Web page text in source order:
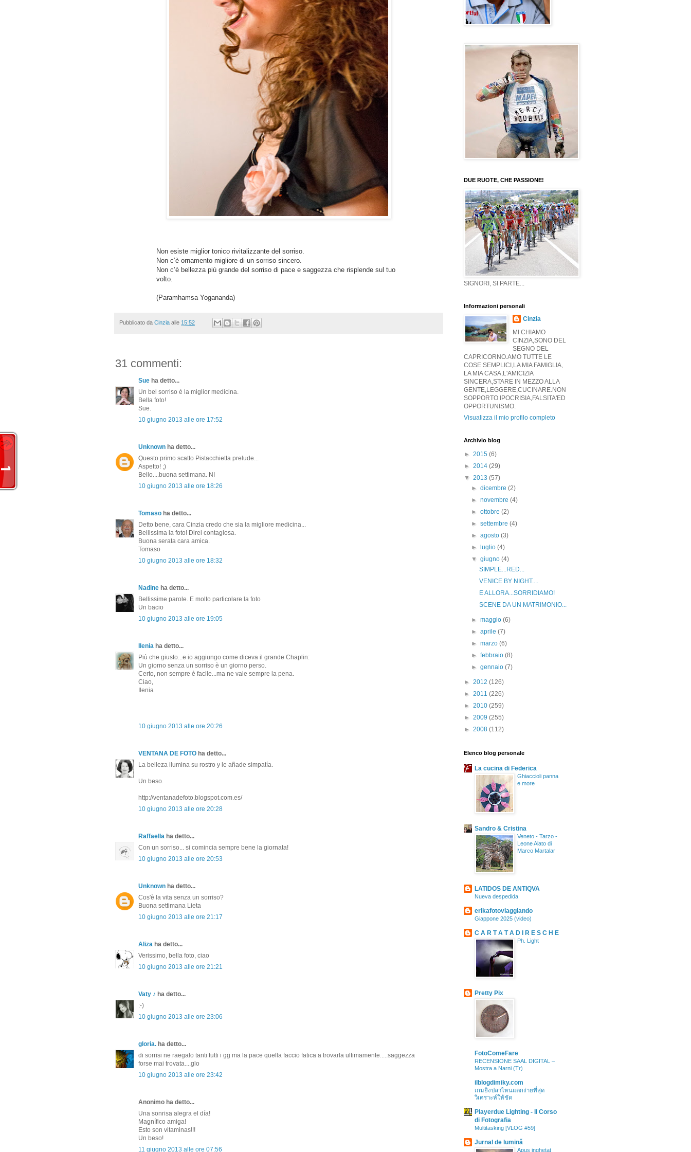
Non esiste miglior tonico rivitalizzante del sorriso.
Non c’è ornamento migliore di un sorriso sincero.
Non c’è bellezza più grande del sorriso di pace e saggezza che risplende sul tuo
volto.
(Paramhamsa Yogananda)
Pubblicato da Cinzia alle 15:52
31 commenti:
Sue ha detto...
Un bel sorriso è la miglior medicina.
Bella foto!
Sue.
10 giugno 2013 alle ore 17:52
Unknown ha detto...
Questo primo scatto Pistacchietta prelude...
Aspetto! ;)
Bello....buona settimana. NI
10 giugno 2013 alle ore 18:26
Tomaso ha detto...
Detto bene, cara Cinzia credo che sia la migliore medicina...
Bellissima la foto! Direi contagiosa.
Buona serata cara amica.
Tomaso
10 giugno 2013 alle ore 18:32
Nadine ha detto...
Bellissime parole. E molto particolare la foto
Un bacio
10 giugno 2013 alle ore 19:05
Ilenia ha detto...
Più che giusto...e io aggiungo come diceva il grande Chaplin:
Un giorno senza un sorriso è un giorno perso.
Certo, non sempre è facile...ma ne vale sempre la pena.
Ciao,
Ilenia
10 giugno 2013 alle ore 20:26
VENTANA DE FOTO ha detto...
La belleza ilumina su rostro y le añade simpatía.
Un beso.
http://ventanadefoto.blogspot.com.es/
10 giugno 2013 alle ore 20:28
Raffaella ha detto...
Con un sorriso... si comincia sempre bene la giornata!
10 giugno 2013 alle ore 20:53
Unknown ha detto...
Cos'è la vita senza un sorriso?
Buona settimana Lieta
10 giugno 2013 alle ore 21:17
Aliza ha detto...
Verissimo, bella foto, ciao
10 giugno 2013 alle ore 21:21
Vaty ♪ ha detto...
:-)
10 giugno 2013 alle ore 23:06
gloria. ha detto...
di sorrisi ne raegalo tanti tutti i gg ma la pace quella faccio fatica a trovarla ultimamente.....saggezza
forse mai trovata....glo
10 giugno 2013 alle ore 23:42
Anonimo ha detto...
Una sonrisa alegra el día!
Magnífico amiga!
Esto son vitaminas!!!
Un beso!
11 giugno 2013 alle ore 07:56
DUE RUOTE, CHE PASSIONE!
SIGNORI, SI PARTE...
Informazioni personali
Cinzia
MI CHIAMO
CINZIA,SONO DEL
SEGNO DEL
CAPRICORNO.AMO TUTTE LE
COSE SEMPLICI,LA MIA FAMIGLIA,
LA MIA CASA,L'AMICIZIA
SINCERA,STARE IN MEZZO ALLA
GENTE,LEGGERE,CUCINARE.NON
SOPPORTO IPOCRISIA,FALSITA'ED
OPPORTUNISMO.
Visualizza il mio profilo completo
Archivio blog
► 2015 (6)
► 2014 (29)
▼ 2013 (57)
►dicembre(2)
►novembre(4)
►ottobre(2)
►settembre(4)
►agosto(3)
►
luglio(4)
▼giugno(4)
SIMPLE...RED...
VENICE BY NIGHT....
E ALLORA...SORRIDIAMO!
SCENE DA UN MATRIMONIO...
►maggio(6)
►aprile(7)
►marzo(6)
►febbraio(8)
►gennaio(7)
► 2012 (126)
► 2011 (226)
► 2010 (259)
► 2009 (255)
► 2008 (112)
Elenco blog personale
La cucina di Federica
Ghiaccioli panna
e more
Sandro & Cristina
Veneto - Tarzo -
Leone Alato di
Marco Martalar
LATIDOS DE ANTIQVA
Nueva despedida
erikafotoviaggiando
Giappone 2025 (video)
C A R T A T A D I R E S C H E
Ph. Light
Pretty Pix
FotoComeFare
RECENSIONE SAAL DIGITAL –
Mostra a Narni (Tr)
ilblogdimiky.com
เกมยิงปลาไหนแตกง่ายที่สุด
วิเคราะห์ให้ชัด
Playerdue Lighting - Il Corso
di Fotografia
Multitasking [VLOG #59]
Jurnal de lumină
Apus inghetat